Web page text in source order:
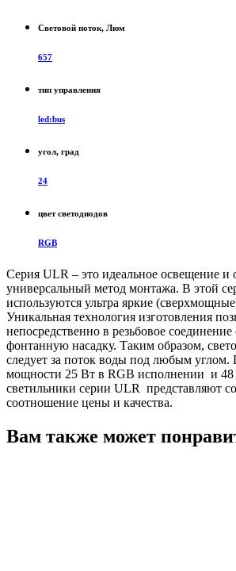
Световой поток, Люм
657
тип управления
led:bus
угол, град
24
цвет светодиодов
RGB
Серия ULR – это идеальное освещение и
универсальный метод монтажа. В этой
используются ультра яркие
Уникальная технология изготовления
непосредственно в резьбовое соединение
фонтанную насадку. Таким образом,
следует за поток воды под любым углом.
мощности 25 Вт в RGB исполнении и 48
светильники серии ULR представляют
соотношение цены и качества.
Вам также может